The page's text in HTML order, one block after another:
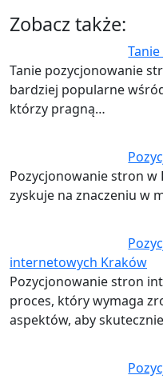
Zobacz także:
Tanie pozycjonowanie
bardziej popularne
którzy pragną…
Pozycjonowanie stron
zyskuje na znaczeniu w
internetowych Kraków
Pozycjonowanie stron
proces, który wymaga
aspektów, aby